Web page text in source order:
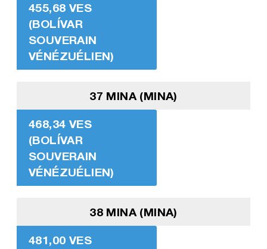
455,68 VES
(BOLÍVAR
SOUVERAIN
VÉNÉZUÉLIEN)
37 MINA (MINA)
468,34 VES
(BOLÍVAR
SOUVERAIN
VÉNÉZUÉLIEN)
38 MINA (MINA)
481,00 VES